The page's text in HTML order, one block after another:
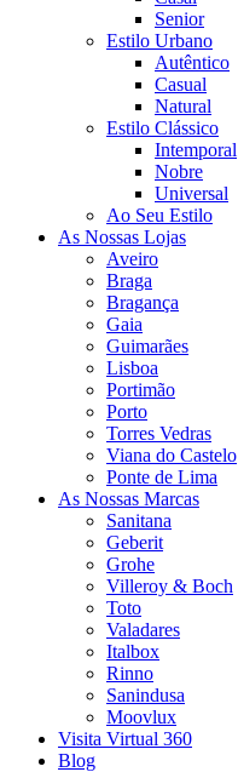
Senior
Estilo Urbano
Autêntico
Casual
Natural
Estilo Clássico
Intemporal
Nobre
Universal
Ao Seu Estilo
As Nossas Lojas
Aveiro
Braga
Bragança
Gaia
Guimarães
Lisboa
Portimão
Porto
Torres Vedras
Viana do Castelo
Ponte de Lima
As Nossas Marcas
Sanitana
Geberit
Grohe
Villeroy & Boch
Toto
Valadares
Italbox
Rinno
Sanindusa
Moovlux
Visita Virtual 360
Blog